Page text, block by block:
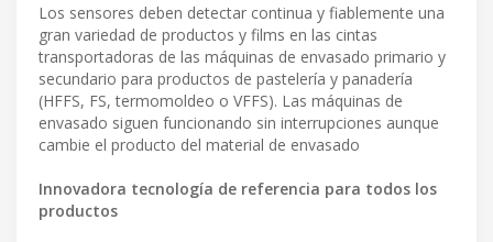
Los sensores deben detectar continua y fiablemente una
gran variedad de productos y films en las cintas
transportadoras de las máquinas de envasado primario y
secundario para productos de pastelería y panadería
(HFFS, FS, termomoldeo o VFFS). Las máquinas de
envasado siguen funcionando sin interrupciones aunque
cambie el producto del material de envasado
Innovadora tecnología de referencia para todos los
productos